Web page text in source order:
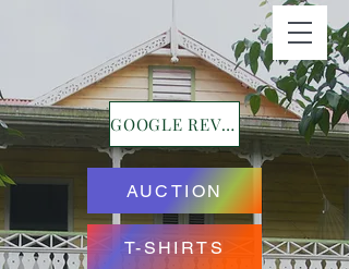
GOOGLE REVIEWS
AUCTION
T-SHIRTS